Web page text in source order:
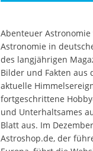
Abenteuer
Astronomie in
des langjährigen
Bilder und Fakten aus
aktuelle
fortgeschrittene
und Unterhaltsames
Blatt aus. Im
Astroshop.de, der